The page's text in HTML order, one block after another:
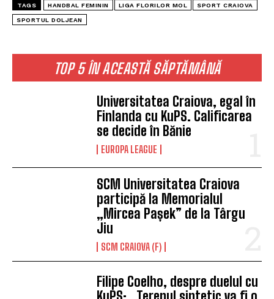
TOP 5 ÎN ACEASTĂ SĂPTĂMÂNĂ
Universitatea Craiova, egal în
Finlanda cu KuPS. Calificarea
se decide în Bănie
EUROPA LEAGUE
SCM Universitatea Craiova
participă la Memorialul
„Mircea Pașek” de la Târgu
Jiu
SCM CRAIOVA (F)
Filipe Coelho, despre duelul cu
TAGS HANDBAL FEMININ LIGA FLORILOR MOL SPORT CRAIOVA
SPORTUL DOLJEAN